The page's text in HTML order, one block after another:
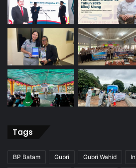
Tags
BP Batam Gubri Gubri Wahid